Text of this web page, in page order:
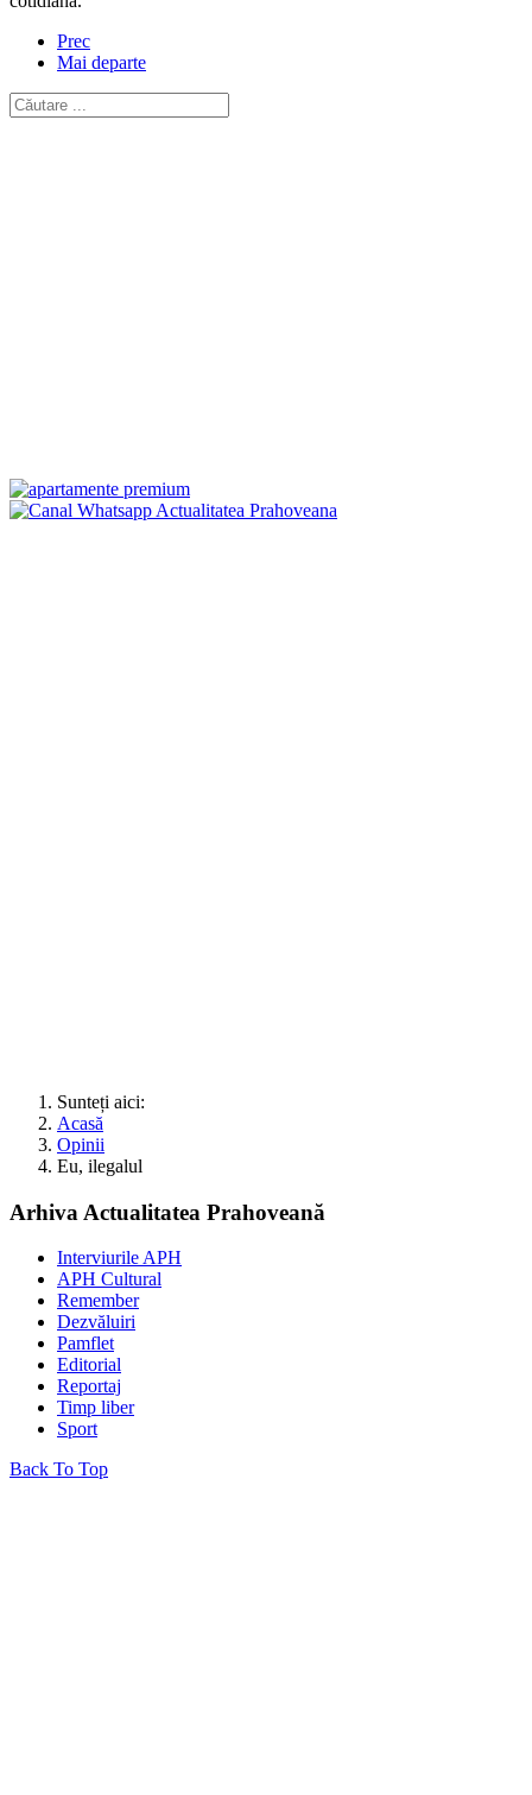
Prec
Mai departe
Sunteți aici:
Acasă
Opinii
Eu, ilegalul
Arhiva Actualitatea Prahoveană
Interviurile APH
APH Cultural
Remember
Dezvăluiri
Pamflet
Editorial
Reportaj
Timp liber
Sport
Back To Top